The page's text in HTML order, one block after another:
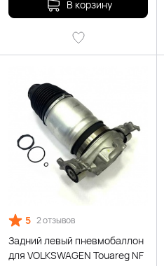
В корзину
5 2 отзывов
Задний левый пневмобаллон
для VOLKSWAGEN Touareg NF